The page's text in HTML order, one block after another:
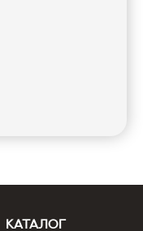
КАТАЛОГ